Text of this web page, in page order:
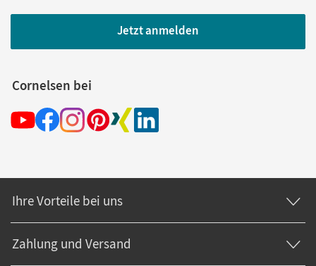
Jetzt anmelden
Cornelsen bei
Ihre Vorteile bei uns
Zahlung und Versand